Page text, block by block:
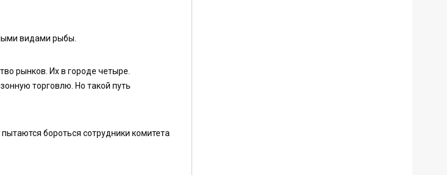
видами рыбы.
рынков. Их в городе четыре.
торговлю. Но такой путь
бороться сотрудники комитета